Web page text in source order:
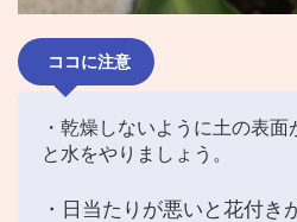
ココに注意
・乾燥しないように土の表
と水をやりましょう。
・日当たりが悪いと花付き